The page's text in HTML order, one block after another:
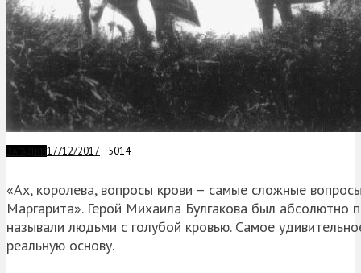
17/12/2017 5014
«Ах, королева, вопросы крови – самые сложные
Маргарита». Герой Михаила Булгакова был абсолютно
называли людьми с голубой кровью. Самое
реальную основу.